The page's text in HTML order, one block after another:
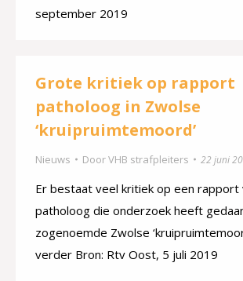
september 2019
Grote kritiek op rapport
patholoog in Zwolse
‘kruipruimtemoord’
Nieuws DoorVHB strafpleiters 22 juni
Er bestaat veel kritiek op een rapport
patholoog die onderzoek heeft
zogenoemde Zwolse
verder Bron: Rtv Oost, 5 juli 2019